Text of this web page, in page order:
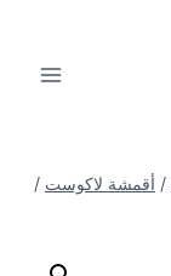
/ أقمشة لاكوست /